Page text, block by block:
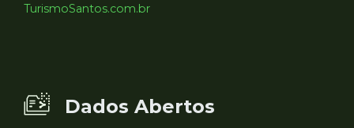
TurismoSantos.com.br
Dados Abertos